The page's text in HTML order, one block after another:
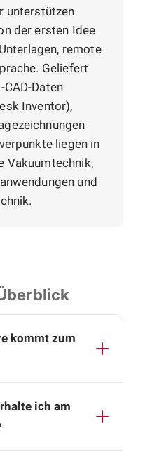
unterstützen
der ersten Idee
remote
Geliefert
Daten
Inventor),
liegen in
Vakuumtechnik,
und
kommt zum
vollständige 3D-
also alle
ich am